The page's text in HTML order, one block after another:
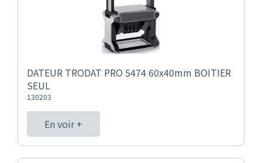
DATEUR TRODAT PRO 5474 60x40mm BOITIER
SEUL
130203
En voir +